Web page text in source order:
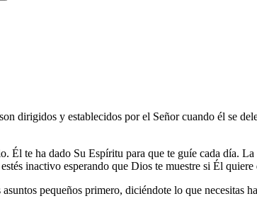
dirigidos y establecidos por el Señor cuando él se
Él te ha dado Su Espíritu para que te guíe cada día.
inactivo esperando que Dios te muestre si Él
pequeños primero, diciéndote lo que necesitas